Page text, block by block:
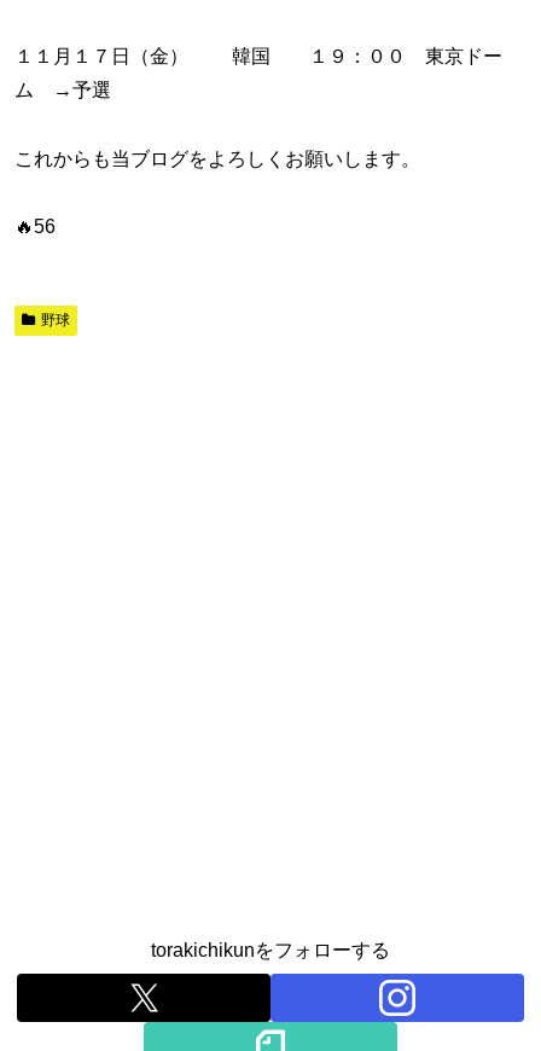
１１月１７日（金） 韓国 １９：００ 東京ドー
ム →予選
これからも当ブログをよろしくお願いします。
🔥56
野球
torakichikunをフォローする